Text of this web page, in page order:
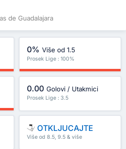
de Guadalajara
0% Više od 1.5
Prosek Lige : 100%
0.00 Golovi / Utakmici
Prosek Lige : 3.5
OTKLJUCAJTE
Više od 8.5, 9.5 & više